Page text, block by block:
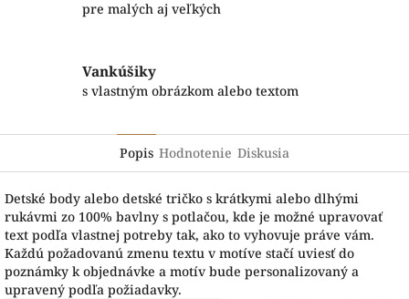
pre malých aj veľkých
Vankúšiky
s vlastným obrázkom alebo textom
Popis Hodnotenie Diskusia
Detské body alebo detské tričko s krátkymi alebo dlhými
rukávmi zo 100% bavlny s potlačou, kde je možné upravovať
text podľa vlastnej potreby tak, ako to vyhovuje práve vám.
Každú požadovanú zmenu textu v motíve stačí uviesť do
poznámky k objednávke a motív bude personalizovaný a
upravený podľa požiadavky.